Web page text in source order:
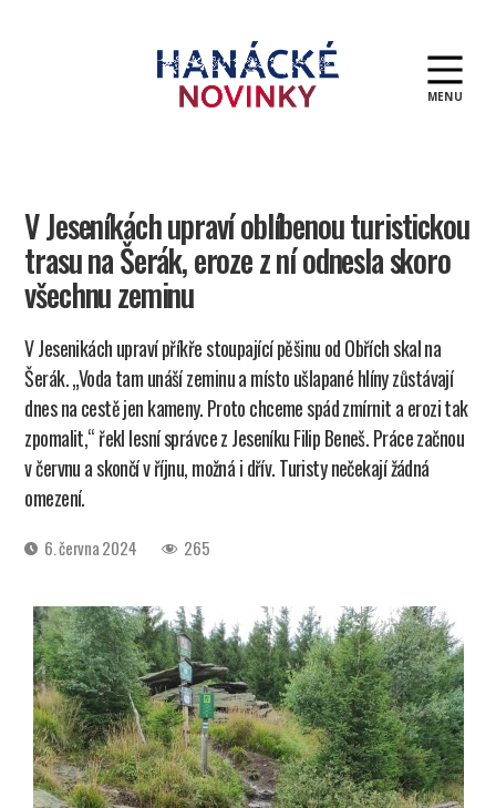
MENU
V Jeseníkách upraví oblíbenou turistickou
trasu na Šerák, eroze z ní odnesla skoro
všechnu zeminu
V Jesenikách upraví příkře stoupající pěšinu od Obřích skal na
Šerák. „Voda tam unáší zeminu a místo ušlapané hlíny zůstávají
dnes na cestě jen kameny. Proto chceme spád zmírnit a erozi tak
zpomalit,“ řekl lesní správce z Jeseníku Filip Beneš. Práce začnou
v červnu a skončí v říjnu, možná i dřív. Turisty nečekají žádná
omezení.
Datum6. června 2024 265